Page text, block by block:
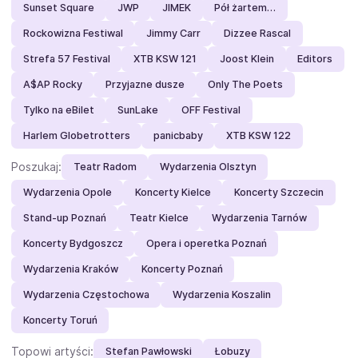
Sunset Square JWP JIMEK Pół żartem…
Rockowizna Festiwal Jimmy Carr Dizzee Rascal
Strefa 57 Festival XTB KSW 121 Joost Klein Editors
A$AP Rocky Przyjazne dusze Only The Poets
Tylko na eBilet SunLake OFF Festival
Harlem Globetrotters panicbaby XTB KSW 122
Poszukaj: Teatr Radom Wydarzenia Olsztyn
Wydarzenia Opole Koncerty Kielce Koncerty Szczecin
Stand-up Poznań Teatr Kielce Wydarzenia Tarnów
Koncerty Bydgoszcz Opera i operetka Poznań
Wydarzenia Kraków Koncerty Poznań
Wydarzenia Częstochowa Wydarzenia Koszalin
Koncerty Toruń
Topowi artyści: Stefan Pawłowski Łobuzy